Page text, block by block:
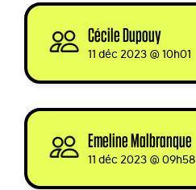
Cécile Dupouy
11 déc 2023 @ 10h01
Emeline Malbranque
11 déc 2023 @ 09h58